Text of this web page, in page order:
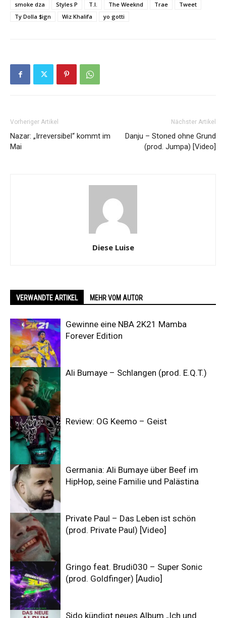
smoke dza
Styles P T.I. The Weeknd Trae
Tweet
Ty Dolla $ign
Wiz Khalifa yo gotti
Vorheriger Artikel
Nazar: „Irreversibel“ kommt im
Mai
Nächster Artikel
Danju – Stoned ohne Grund
(prod. Jumpa) [Video]
Diese Luise
VERWANDTE ARTIKEL MEHR VOM AUTOR
Gewinne eine NBA 2K21 Mamba
Forever Edition
Ali Bumaye – Schlangen (prod. E.Q.T.)
Review: OG Keemo – Geist
Germania: Ali Bumaye über Beef im
HipHop, seine Familie und Palästina
Private Paul – Das Leben ist schön
(prod. Private Paul) [Video]
Gringo feat. Brudi030 – Super Sonic
(prod. Goldfinger) [Audio]
Sido kündigt neues Album „Ich und